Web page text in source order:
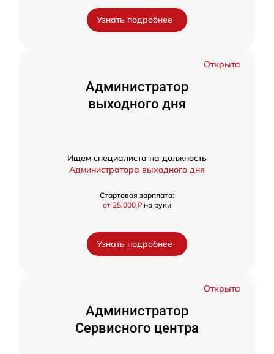
Узнать подробнее
Открыта
Администратор
выходного дня
Ищем специалиста на должность
Администратора выходного дня
Стартовая зарплата:
от 25,000 ₽ на руки
Узнать подробнее
Открыта
Администратор
Сервисного центра